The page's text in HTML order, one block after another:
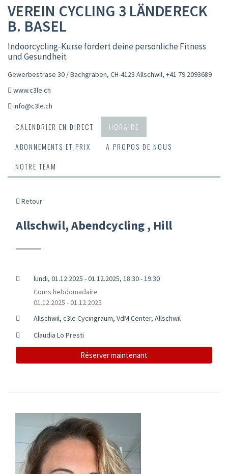
VEREIN CYCLING 3 LÄNDERECK
B. BASEL
Indoorcycling-Kurse fördert deine persönliche Fitness
und Gesundheit
Gewerbestrase 30 / Bachgraben, CH-4123 Allschwil, +41 79 2093689
www.c3le.ch
info@c3le.ch
CALENDRIER EN DIRECT
HORAIRE
ABONNEMENTS ET PRIX
A PROPOS DE NOUS
NOTRE TEAM
Retour
Allschwil, Abendcycling , Hill
lundi, 01.12.2025 - 01.12.2025, 18:30 - 19:30
Cours hebdomadaire
01.12.2025 - 01.12.2025
Allschwil, c3le Cycingraum, VdM Center, Allschwil
Claudia Lo Presti
Réserver maintenant